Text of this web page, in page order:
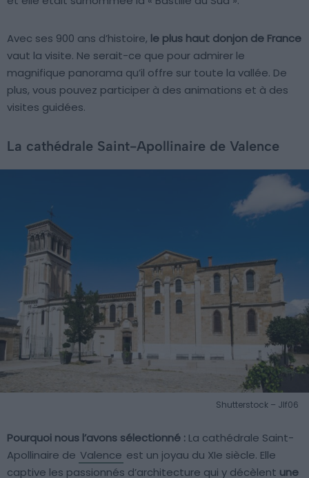
Avec ses 900 ans d’histoire, le plus haut donjon de France
vaut la visite. Ne serait-ce que pour admirer le
magnifique panorama qu’il offre sur toute la vallée. De
plus, vous pouvez participer à des animations et à des
visites guidées.
La cathédrale Saint-Apollinaire de Valence
Shutterstock – Jlf06
Pourquoi nous l’avons sélectionné : La cathédrale Saint-
Apollinaire de Valence est un joyau du XIe siècle. Elle
captive les passionnés d’architecture qui y décèlent une